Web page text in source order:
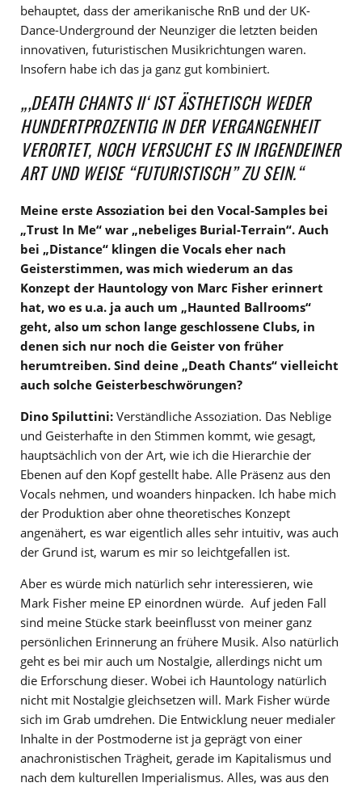
behauptet, dass der amerikanische RnB und der UK-
Dance-Underground der Neunziger die letzten beiden
innovativen, futuristischen Musikrichtungen waren.
Insofern habe ich das ja ganz gut kombiniert.
„‚DEATH CHANTS II‘ IST ÄSTHETISCH WEDER
HUNDERTPROZENTIG IN DER VERGANGENHEIT
VERORTET, NOCH VERSUCHT ES IN IRGENDEINER
ART UND WEISE “FUTURISTISCH” ZU SEIN.“
Meine erste Assoziation bei den Vocal-Samples bei
„Trust In Me“ war „nebeliges Burial-Terrain“. Auch
bei „Distance“ klingen die Vocals eher nach
Geisterstimmen, was mich wiederum an das
Konzept der Hauntology von Marc Fisher erinnert
hat, wo es u.a. ja auch um „Haunted Ballrooms“
geht, also um schon lange geschlossene Clubs, in
denen sich nur noch die Geister von früher
herumtreiben. Sind deine „Death Chants“ vielleicht
auch solche Geisterbeschwörungen?
Dino Spiluttini: Verständliche Assoziation. Das Neblige
und Geisterhafte in den Stimmen kommt, wie gesagt,
hauptsächlich von der Art, wie ich die Hierarchie der
Ebenen auf den Kopf gestellt habe. Alle Präsenz aus den
Vocals nehmen, und woanders hinpacken. Ich habe mich
der Produktion aber ohne theoretisches Konzept
angenähert, es war eigentlich alles sehr intuitiv, was auch
der Grund ist, warum es mir so leichtgefallen ist.
Aber es würde mich natürlich sehr interessieren, wie
Mark Fisher meine EP einordnen würde. Auf jeden Fall
sind meine Stücke stark beeinflusst von meiner ganz
persönlichen Erinnerung an frühere Musik. Also natürlich
geht es bei mir auch um Nostalgie, allerdings nicht um
die Erforschung dieser. Wobei ich Hauntology natürlich
nicht mit Nostalgie gleichsetzen will. Mark Fisher würde
sich im Grab umdrehen. Die Entwicklung neuer medialer
Inhalte in der Postmoderne ist ja geprägt von einer
anachronistischen Trägheit, gerade im Kapitalismus und
nach dem kulturellen Imperialismus. Alles, was aus den